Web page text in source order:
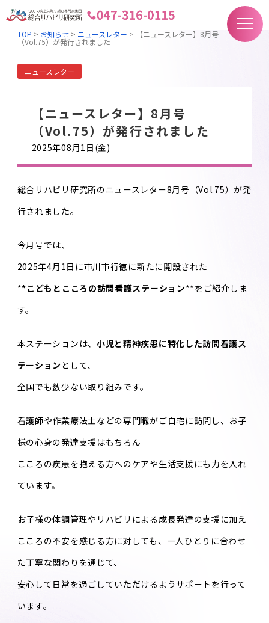
TOP > お知らせ> ニュースレター > 【ニュースレター】8月号
（Vol.75）が発行されました
ニュースレター
【ニュースレター】8月号
（Vol.75）が発行されました
2025年08月1日(金)
総合リハビリ研究所のニュースレター8月号（Vol.75）が発
行されました。
今月号では、
2025年4月1日に市川市行徳に新たに開設された
**こどもとこころの訪問看護ステーション**をご紹介しま
す。
本ステーションは、 小児と精神疾患に特化した訪問看護ス
テーション として、
全国でも数少ない取り組みです。
看護師や作業療法士などの専門職がご自宅に訪問し、お子
様の心身の発達支援はもちろん
こころの疾患を抱える方へのケアや生活支援にも力を入れ
ています。
お子様の体調管理やリハビリによる成長発達の支援に加え
こころの不安を感じる方に対しても、一人ひとりに合わせ
た丁寧な関わりを通じて、
安心して日常を過ごしていただけるようサポートを行って
います。